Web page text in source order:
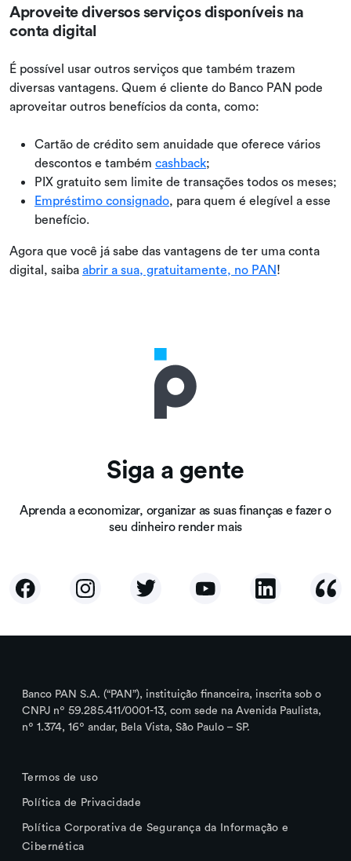
Aproveite diversos serviços disponíveis na
conta digital
É possível usar outros serviços que também trazem
diversas vantagens. Quem é cliente do Banco PAN pode
aproveitar outros benefícios da conta, como:
Cartão de crédito sem anuidade que oferece vários
descontos e também cashback;
PIX gratuito sem limite de transações todos os meses;
Empréstimo consignado, para quem é elegível a esse
benefício.
Agora que você já sabe das vantagens de ter uma conta
digital, saiba abrir a sua, gratuitamente, no PAN!
Siga a gente
Aprenda a economizar, organizar as suas finanças e fazer o
seu dinheiro render mais
Banco PAN S.A. (“PAN”), instituição financeira, inscrita sob o
CNPJ nº 59.285.411/0001-13, com sede na Avenida Paulista,
nº 1.374, 16º andar, Bela Vista, São Paulo – SP.
Termos de uso
Política de Privacidade
Política Corporativa de Segurança da Informação e
Cibernética